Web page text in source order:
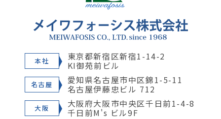
本社 東京都新宿区新宿1-14-2
KI御苑前ビル
名古屋 愛知県名古屋市中区錦1-5-11
名古屋伊藤忠ビル 712
大阪 大阪府大阪市中央区千日前1-4-8
千日前M's ビル9F